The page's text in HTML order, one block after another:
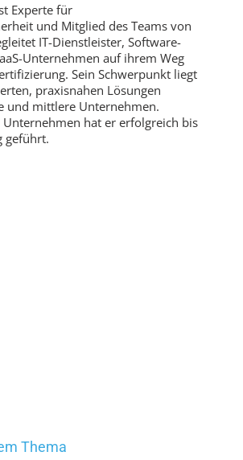
Experte für
und Mitglied des Teams von
IT-Dienstleister, Software-
Unternehmen auf ihrem Weg
Sein Schwerpunkt liegt
praxisnahen Lösungen
und mittlere Unternehmen.
hat er erfolgreich bis
geführt.
Thema